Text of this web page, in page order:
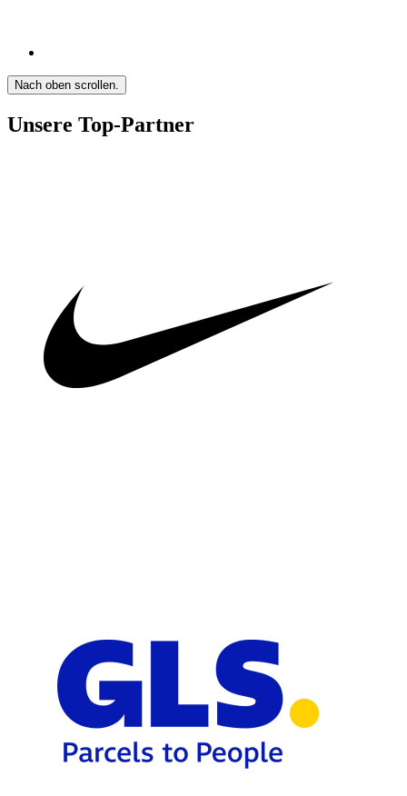
Nach oben scrollen.
Unsere Top-Partner